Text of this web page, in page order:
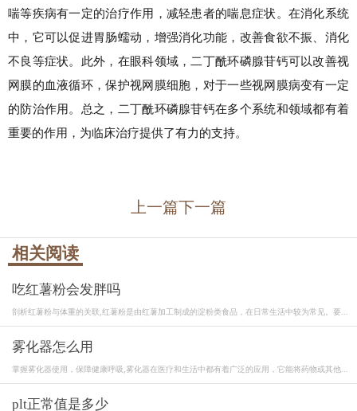
喘等疾病有一定的治疗作用，减轻患者的喘息症状。在消化系统
中，它可以促进胃肠蠕动，增强消化功能，改善食欲不振、消化
不良等症状。此外，在眼科领域，二丁酰环磷腺苷钙可以改善视
网膜的血液循环，保护视网膜细胞，对于一些视网膜病变有一定
的防治作用。总之，二丁酰环磷腺苷钙在多个系统和领域都有着
重要的作用，为临床治疗提供了有力的支持。
上一篇下一篇
相关阅读
吃红薯粉会发胖吗
剖析红薯粉与体重的关联,红薯粉是由红薯加工制成的淀粉类食品，在日常生活中较为常见。要...
雾化器怎么用
掌握雾化器使用，保障健康呼吸,雾化器在医疗和生活中都有着广泛的应用，它能将药物或其他...
plt正常值是多少